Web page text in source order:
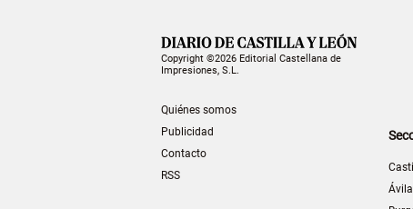
Copyright ©2026 Editorial Castellana de
Impresiones, S.L.
Quiénes somos
Publicidad
Contacto
RSS
Ávila